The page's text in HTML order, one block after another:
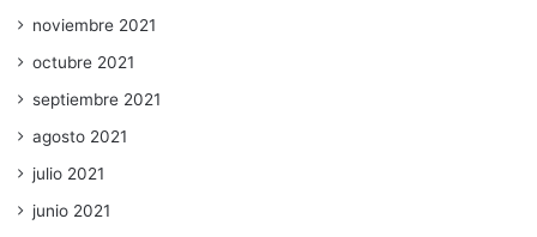
noviembre 2021
octubre 2021
septiembre 2021
agosto 2021
julio 2021
junio 2021